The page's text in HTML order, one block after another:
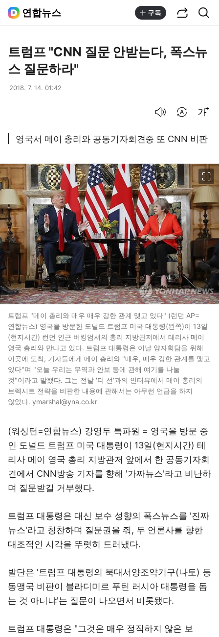
연합뉴스 구독
트럼프 "CNN 질문 안받는다, 폭스뉴
스 질문하라"
2018. 7. 14. 01:42
영국서 메이 총리와 공동기자회견중 또 CNN 비판
트럼프 "메이 총리와 매우 매우 강한 관계 맺고 있다" (런던 AP=
연합뉴스) 영국을 방문한 도널드 트럼프 미국 대통령(왼쪽)이 13일
(현지시간) 런던 인근 버킹엄셔의 총리 지방관저에서 테리사 메이
영국 총리와 만나고 있다. 트럼프 대통령은 이날 양자회담을 위해
이곳에 도착, 기자들에게 메이 총리와 "매우, 매우 강한 관계를 맺고
있다"며 "오늘 우리는 무역과 안보 등에 관해 얘기를 나눌
것"이라고 말했다. 그는 전날 '더 선'과의 인터뷰에서 메이 총리의
브렉시트 전략을 비판한 내용에 관해서는 아무런 언급을 하지
않았다. ymarshal@yna.co.kr
(워싱턴=연합뉴스) 강영두 특파원 = 영국을 방문 중
인 도널드 트럼프 미국 대통령이 13일(현지시간) 테
리사 메이 영국 총리 지방관저 앞에서 한 공동기자회
견에서 CNN방송 기자를 향해 '가짜뉴스'라고 비난하
며 질문받길 거부했다.
트럼프 대통령은 대신 보수 성향의 폭스뉴스를 '진짜
뉴스'라고 칭찬하며 질문권을 줘, 두 언론사를 향한
대조적인 시각을 뚜렷히 드러냈다.
발단은 '트럼프 대통령의 북대서양조약기구(나토) 등
동맹국 비판이 블라디미르 푸틴 러시아 대통령을 돕
는 것 아니냐'는 질문이 나오면서 비롯됐다.
트럼프 대통령은 "그것은 매우 정직하지 않은 보